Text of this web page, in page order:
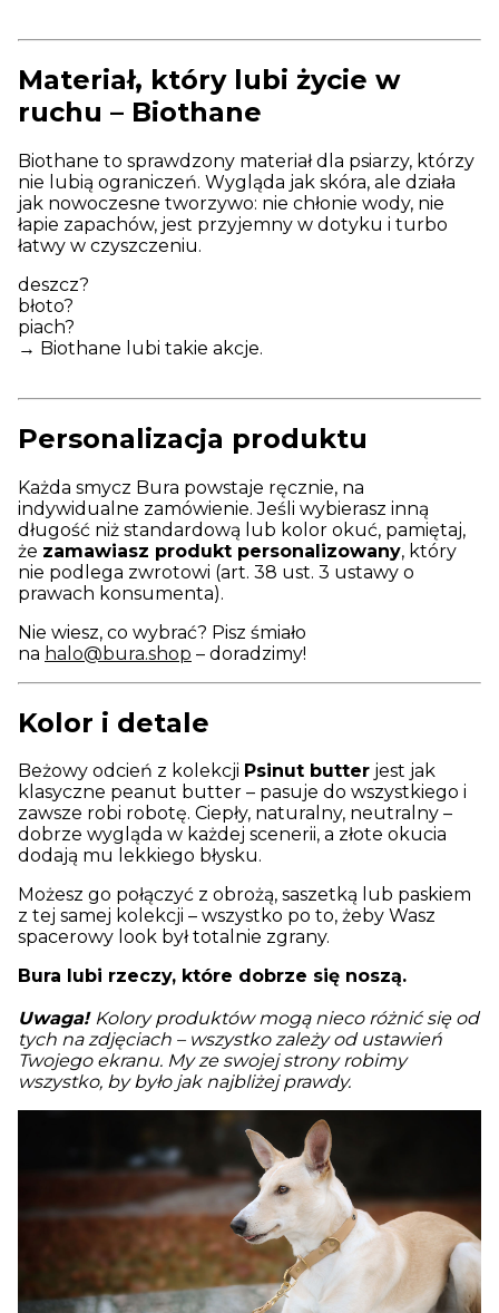
Materiał, który lubi życie w
ruchu – Biothane
Biothane to sprawdzony materiał dla psiarzy, którzy
nie lubią ograniczeń. Wygląda jak skóra, ale działa
jak nowoczesne tworzywo: nie chłonie wody, nie
łapie zapachów, jest przyjemny w dotyku i turbo
łatwy w czyszczeniu.
deszcz?
błoto?
piach?
→ Biothane lubi takie akcje.
Personalizacja produktu
Każda smycz Bura powstaje ręcznie, na
indywidualne zamówienie. Jeśli wybierasz inną
długość niż standardową lub kolor okuć, pamiętaj,
że zamawiasz produkt personalizowany, który
nie podlega zwrotowi (art. 38 ust. 3 ustawy o
prawach konsumenta).
Nie wiesz, co wybrać? Pisz śmiało
na halo@bura.shop – doradzimy!
Kolor i detale
Beżowy odcień z kolekcji Psinut butter jest jak
klasyczne peanut butter – pasuje do wszystkiego i
zawsze robi robotę. Ciepły, naturalny, neutralny –
dobrze wygląda w każdej scenerii, a złote okucia
dodają mu lekkiego błysku.
Możesz go połączyć z obrożą, saszetką lub paskiem
z tej samej kolekcji – wszystko po to, żeby Wasz
spacerowy look był totalnie zgrany.
Bura
lubi rzeczy, które dobrze się noszą.
Uwaga! Kolory produktów mogą nieco różnić się od
tych na zdjęciach – wszystko zależy od ustawień
Twojego ekranu. My ze swojej strony robimy
wszystko, by było jak najbliżej prawdy.